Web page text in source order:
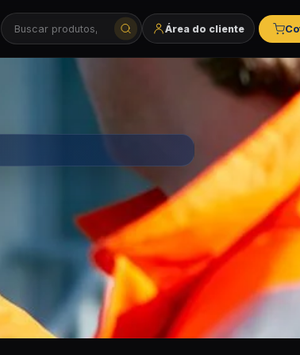
Buscar produtos, categorias e marcas
Área do cliente